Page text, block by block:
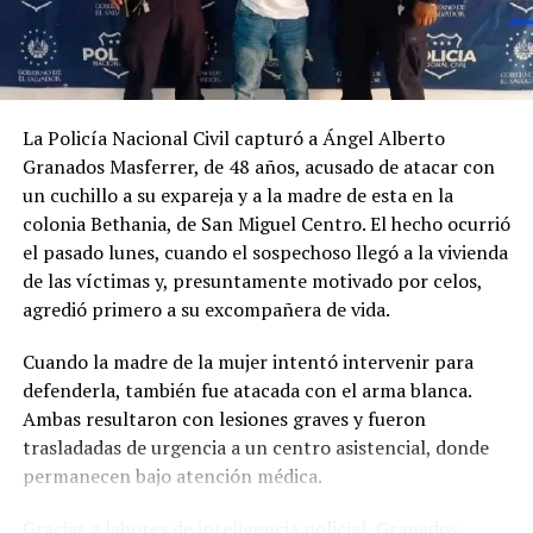
velocidad inadecuada.
La Policía Nacional Civil capturó a Ángel Alberto
Granados Masferrer, de 48 años, acusado de atacar con
un cuchillo a su expareja y a la madre de esta en la
colonia Bethania, de San Miguel Centro. El hecho ocurrió
el pasado lunes, cuando el sospechoso llegó a la vivienda
de las víctimas y, presuntamente motivado por celos,
agredió primero a su excompañera de vida.
Cuando la madre de la mujer intentó intervenir para
defenderla, también fue atacada con el arma blanca.
Ambas resultaron con lesiones graves y fueron
trasladadas de urgencia a un centro asistencial, donde
permanecen bajo atención médica.